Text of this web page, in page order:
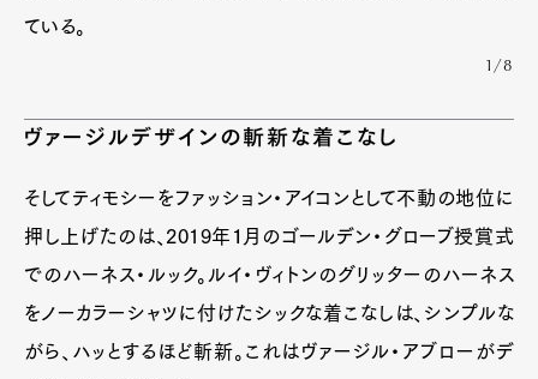
ている。
1/8
ヴァージルデザインの斬新な着こなし
そしてティモシーをファッション・アイコンとして不動の地位に
押し上げたのは、2019年１月のゴールデン・グローブ授賞式
でのハーネス・ルック。ルイ・ヴィトンのグリッターのハーネス
をノーカラーシャツに付けたシックな着こなしは、シンプルな
がら、ハッとするほど斬新。これはヴァージル・アブローがデ